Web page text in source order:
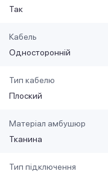
Так
Кабель
Односторонній
Тип кабелю
Плоский
Матеріал амбушюр
Тканина
Тип підключення